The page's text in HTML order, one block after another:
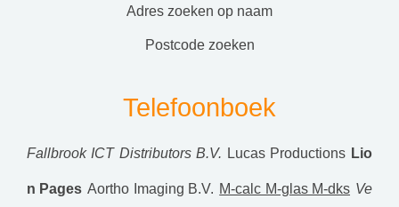
adres zoeken op naam
postcode zoeken
Telefoonboek
Fallbrook ICT Distributors B.V. Lucas Productions Lio
n Pages Aortho Imaging B.V. M-calc M-glas M-dks Ve